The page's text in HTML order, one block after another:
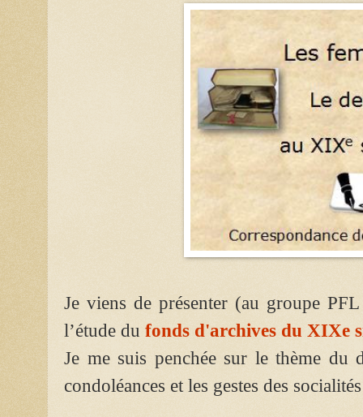
Je viens de présenter (au groupe
l’étude du fonds d'archives du XIXe
Je me suis penchée sur le thème du
condoléances et les gestes des